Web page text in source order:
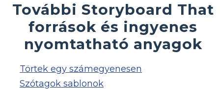
További Storyboard That
források és ingyenes
nyomtatható anyagok
Törtek egy számegyenesen
Szótagok sablonok